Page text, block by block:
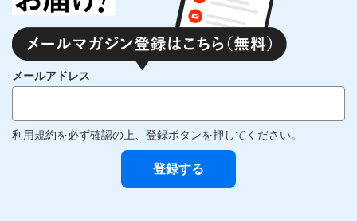
メールアドレス
利用規約を必ず確認の上、登録ボタンを押してください。